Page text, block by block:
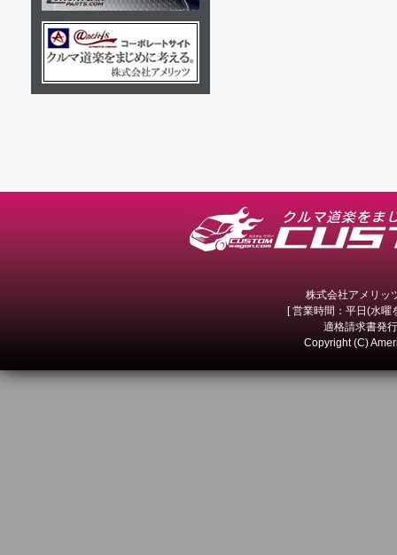
株式会社アメリ
[ 営業時間：平日(水
適格請求書発
Copyright (C)